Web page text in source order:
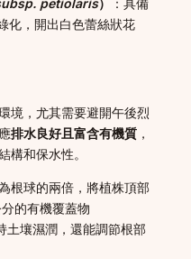
petiolaris）
：具備
化，開出白色蕾絲狀花
境，尤其需要避開午後烈
排水良好且富含有機質 ，
構和保水性。
根球的兩倍，將植株頂部
的有機覆蓋物
土壤濕潤，還能調節根部